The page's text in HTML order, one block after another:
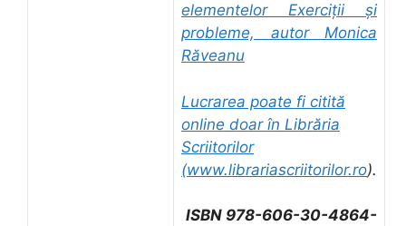
elementelor Exerciții și
probleme, autor Monica
Răveanu
Lucrarea poate fi citită
online doar în Librăria
Scriitorilor
(www.librariascriitorilor.ro).
ISBN 978-606-30-4864-